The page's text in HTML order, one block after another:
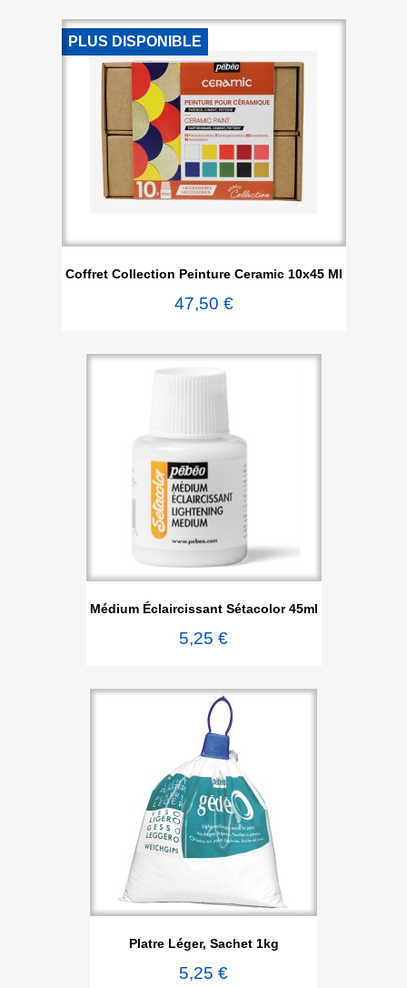
Coffret Collection Peinture Ceramic 10x45 Ml
47,50 €
PLUS DISPONIBLE
Médium Éclaircissant Sétacolor 45ml
5,25 €
Platre Léger, Sachet 1kg
5,25 €